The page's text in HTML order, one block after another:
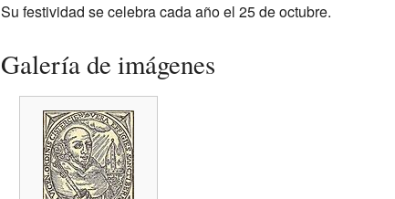
Su festividad se celebra cada año el 25 de octubre.
Galería de imágenes